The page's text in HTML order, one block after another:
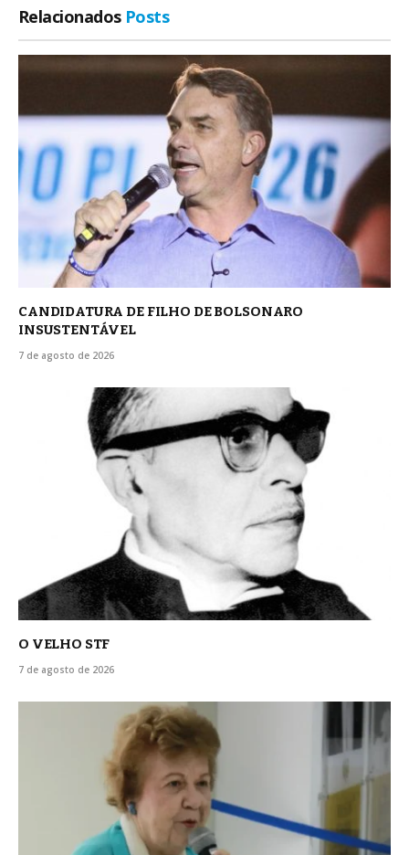
Relacionados Posts
CANDIDATURA DE FILHO DE BOLSONARO
INSUSTENTÁVEL
7 de agosto de 2026
O VELHO STF
7 de agosto de 2026